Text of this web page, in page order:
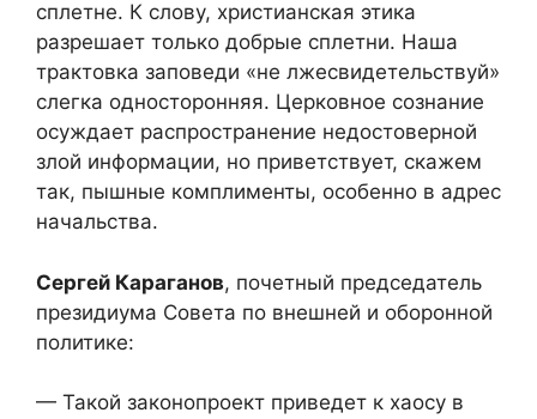
сплетне. К слову, христианская этика
разрешает только добрые сплетни. Наша
трактовка заповеди «не лжесвидетельствуй»
слегка односторонняя. Церковное сознание
осуждает распространение недостоверной
злой информации, но приветствует, скажем
так, пышные комплименты, особенно в адрес
начальства.
Сергей Караганов, почетный председатель
президиума Совета по внешней и оборонной
политике:
— Такой законопроект приведет к хаосу в